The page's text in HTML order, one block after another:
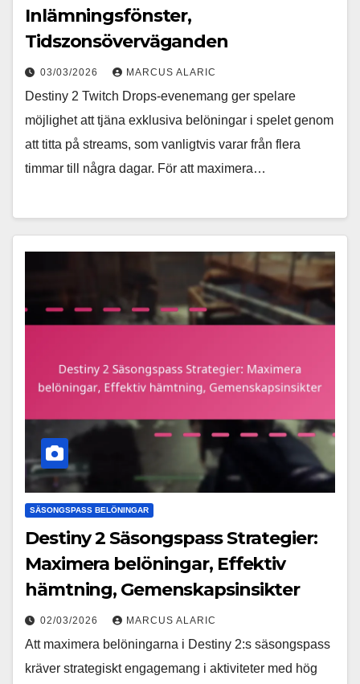
Inlämningsfönster,
Tidszonsöverväganden
03/03/2026 MARCUS ALARIC
Destiny 2 Twitch Drops-evenemang ger spelare
möjlighet att tjäna exklusiva belöningar i spelet genom
att titta på streams, som vanligtvis varar från flera
timmar till några dagar. För att maximera…
SÄSONGSPASS BELÖNINGAR
Destiny 2 Säsongspass Strategier:
Maximera belöningar, Effektiv
hämtning, Gemenskapsinsikter
02/03/2026 MARCUS ALARIC
Att maximera belöningarna i Destiny 2:s säsongspass
kräver strategiskt engagemang i aktiviteter med hög